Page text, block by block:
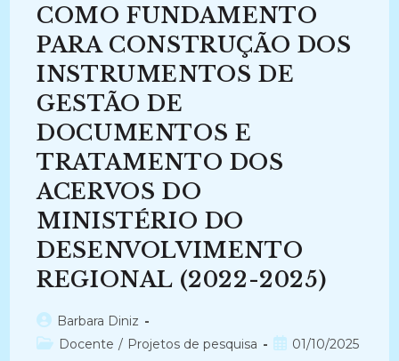
COMO FUNDAMENTO
PARA CONSTRUÇÃO DOS
INSTRUMENTOS DE
GESTÃO DE
DOCUMENTOS E
TRATAMENTO DOS
ACERVOS DO
MINISTÉRIO DO
DESENVOLVIMENTO
REGIONAL (2022-2025)
Autor
do
Barbara Diniz
Categoria
Docente / Projetos de pesquisa
Post01/10/2025